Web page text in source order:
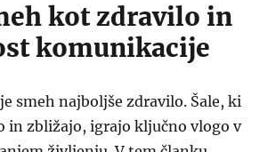
kot zdravilo in
komunikacije
smeh najboljše zdravilo. Šale, ki
in zbližajo, igrajo ključno vlogo v